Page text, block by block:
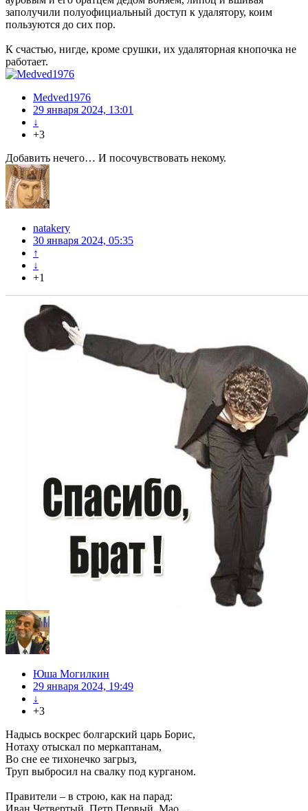
заполучили полуофициальный доступ к удалятору, коим
пользуются до сих пор.
К счастью, нигде, кроме срушки, их удаляторная кнопочка не
работает.
Medved1976
29 января 2024, 13:01
↓
+3
Добавить нечего… И посочувствовать некому.
natakery
30 января 2024, 05:35
↑
↓
+1
Юша Могилкин
29 января 2024, 19:49
↓
+3
Надысь воскрес болгарский царь Борис,
Нотаху отыскал по меркаптанам,
Во сне ее тихонечко загрыз,
Труп выбросил на свалку под курганом.
Правители – в строю, как на парад: